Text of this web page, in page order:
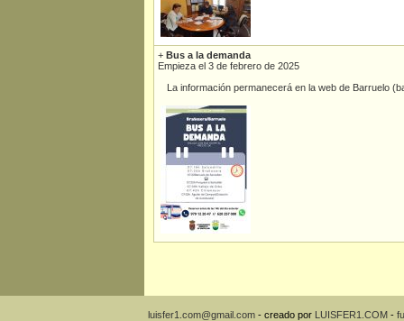
+ Bus a la demanda
Empieza el 3 de febrero de 2025
La información permanecerá en la web de Barruelo
luisfer1.com@gmail.com- creado por LUISFER1.COM-